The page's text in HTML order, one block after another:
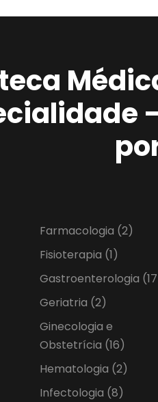
Farmacologia (2)
Fisioterapia (1)
Gastroenterologia
Geriatria (2)
Ginecologia e
Obstetrícia (16)
Hematologia (2)
Infectologia (8)